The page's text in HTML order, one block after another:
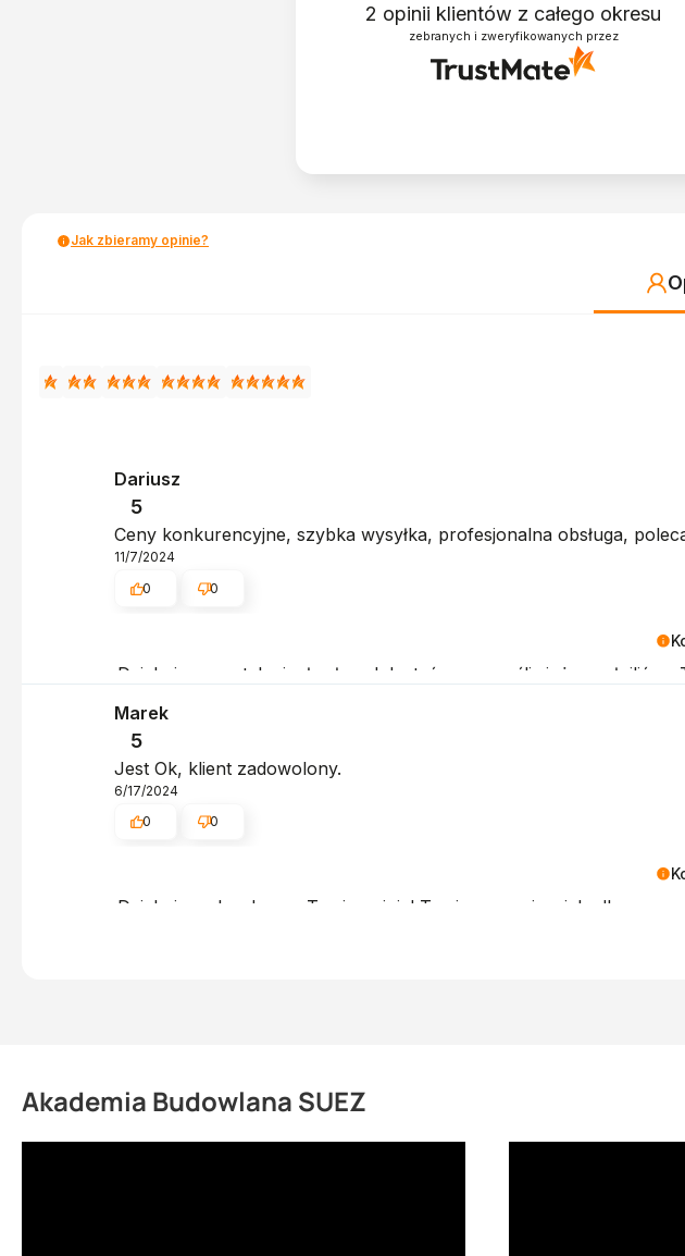
2 opinii klientów z całego okresu
zebranych i zweryfikowanych przez
Jak zbieramy opinie?
Dziękujemy za tak ciepłe słowa! Jesteśmy szczęśliwi, że
Dariusz
5
Ceny konkurencyjne, szybka wysyłka, profesjonalna obsługa,
11/7/2024
0
0
Dziękujemy bardzo za Twoją opinię! Twoja recenzja wiele dla nas
Marek
5
Jest Ok, klient zadowolony.
6/17/2024
0
0
Akademia Budowlana SUEZ